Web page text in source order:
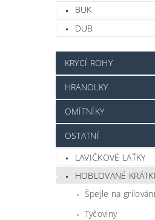
BUK
DUB
KRYCÍ ROHY
HRANOLKY
OMÍTNÍKY
OSTATNÍ
LAVIČKOVÉ LAŤKY
HOBLOVANÉ
Špejle na grilování
Tyčoviny